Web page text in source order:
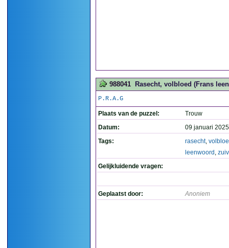
988041 Rasecht, volbloed (Frans
P.R.A.G
Plaats van de puzzel:
Trouw
Datum:
09 januari
Tags:
rasecht,
leenwoord ,
Gelijkluidende vragen:
Geplaatst door: Anoniem